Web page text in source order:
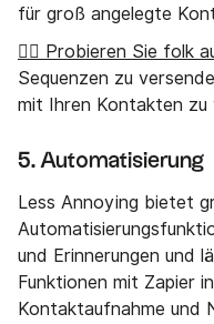
für groß angelegte
👉🏼 Probieren Sie folk
Sequenzen zu
mit Ihren Kontakten zu
5. Automatisierung
Less Annoying bietet
und Erinnerungen und
Funktionen mit Zapier
Kontaktaufnahme und